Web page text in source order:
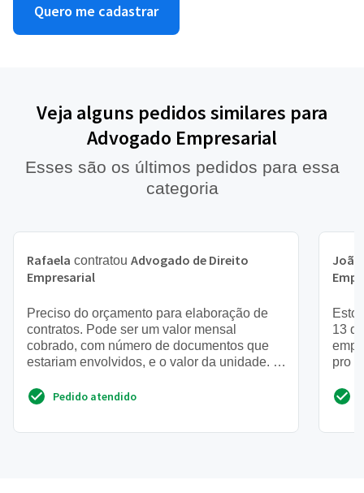
Quero me cadastrar
Veja alguns pedidos similares para
Advogado Empresarial
Esses são os últimos pedidos para essa
categoria
Rafaela contratou Advogado de Direito
Empresarial
Preciso do orçamento para elaboração de
contratos. Pode ser um valor mensal
cobrado, com número de documentos que
estariam envolvidos, e o valor da unidade. É
Pedido atendido
13
pro